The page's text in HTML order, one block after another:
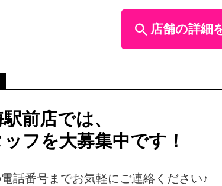
店舗の詳細
前店では、
フを大募集中です！
話番号までお気軽にご連絡ください♪